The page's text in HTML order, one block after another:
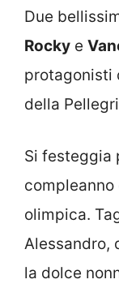
Due
Rocky e
protagonisti
della
Si festeggia
compleanno
olimpica.
Alessandro,
la dolce